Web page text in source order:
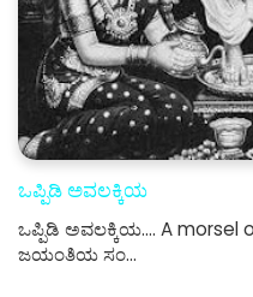
ಒಪ್ಪಿಡಿ ಅವಲಕ್ಕಿಯ
ಒಪ್ಪಿಡಿ ಅವಲಕ್ಕಿಯ.... A morsel of
ಜಯಂತಿಯ ಸಂ…